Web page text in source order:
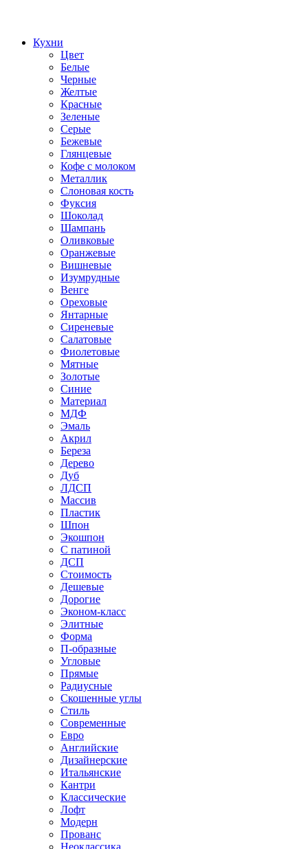
Кухни
Цвет
Белые
Черные
Желтые
Красные
Зеленые
Серые
Бежевые
Глянцевые
Кофе с молоком
Металлик
Слоновая кость
Фуксия
Шоколад
Шампань
Оливковые
Оранжевые
Вишневые
Изумрудные
Венге
Ореховые
Янтарные
Сиреневые
Салатовые
Фиолетовые
Мятные
Золотые
Синие
Материал
МДФ
Эмаль
Акрил
Береза
Дерево
Дуб
ЛДСП
Массив
Пластик
Шпон
Экошпон
С патиной
ДСП
Стоимость
Дешевые
Дорогие
Эконом-класс
Элитные
Форма
П-образные
Угловые
Прямые
Радиусные
Скошенные углы
Стиль
Современные
Евро
Английские
Дизайнерские
Итальянские
Кантри
Классические
Лофт
Модерн
Прованс
Неоклассика